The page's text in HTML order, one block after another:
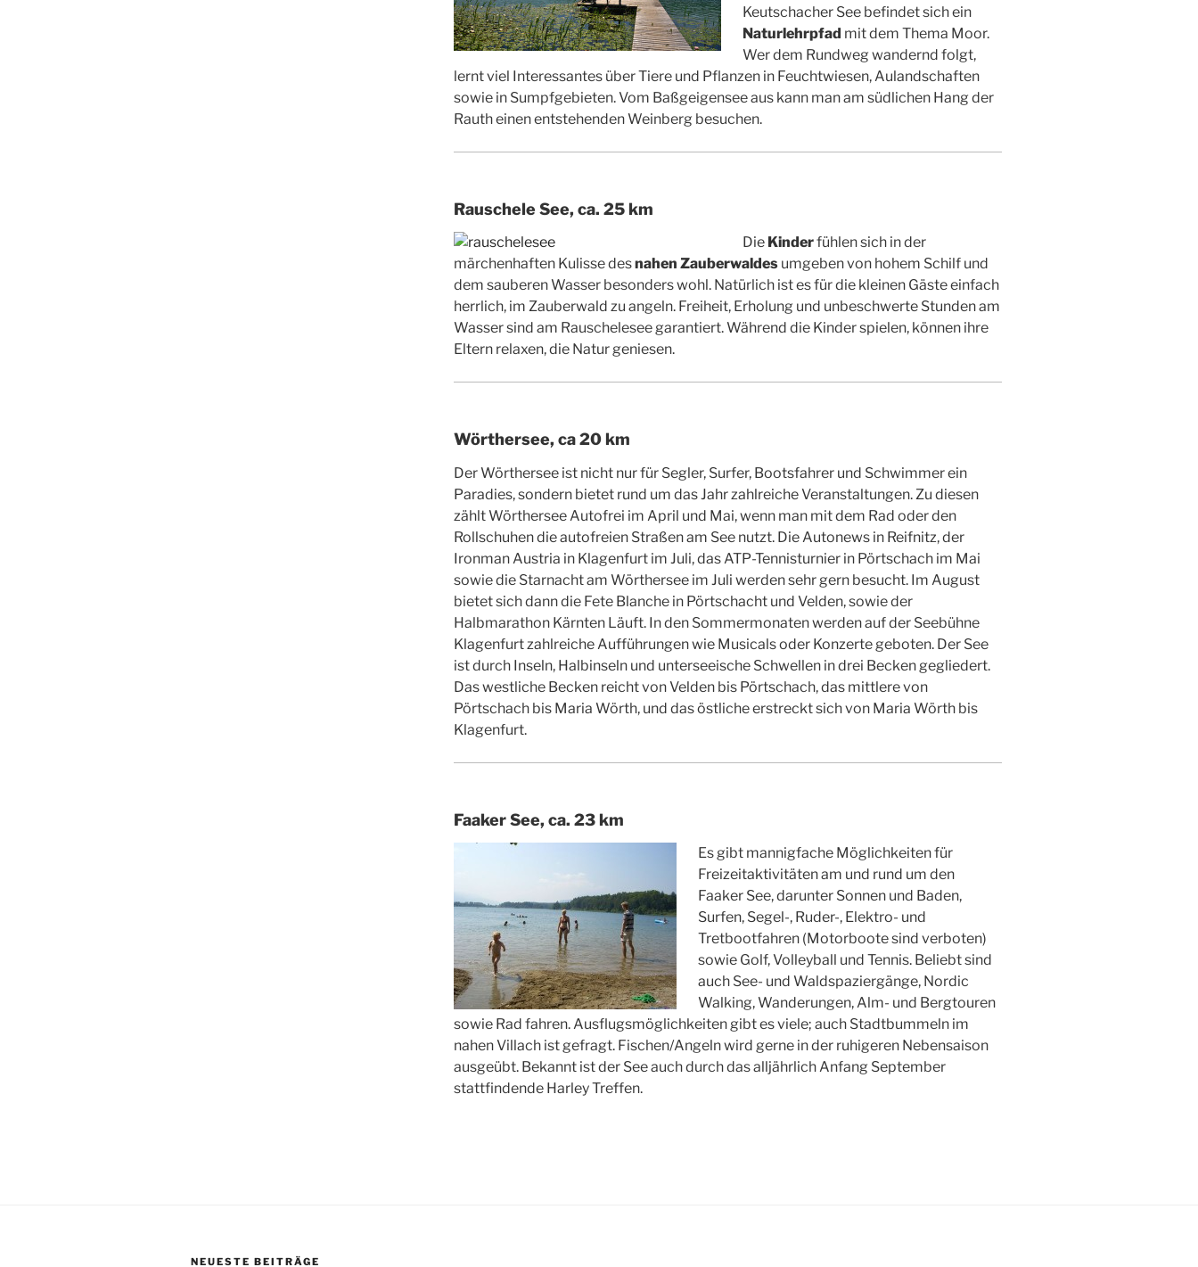
Keutschacher See befindet sich ein
Naturlehrpfad mit dem Thema Moor.
Wer dem Rundweg wandernd folgt,
lernt viel Interessantes über Tiere und Pflanzen in Feuchtwiesen, Aulandschaften
sowie in Sumpfgebieten. Vom Baßgeigensee aus kann man am südlichen Hang der
Rauth einen entstehenden Weinberg besuchen.
Rauschele See, ca. 25 km
Die Kinderfühlen sich in der
märchenhaften Kulisse desnahen Zauberwaldes umgeben von hohem Schilf und
dem sauberen Wasser besonders wohl. Natürlich ist es für die kleinen Gäste einfach
herrlich, im Zauberwald zu angeln. Freiheit, Erholung und unbeschwerte Stunden am
Wasser sind am Rauschelesee garantiert. Während die Kinder spielen, können ihre
Eltern relaxen, die Natur geniesen.
Wörthersee, ca 20 km
Der Wörthersee ist nicht nur für Segler, Surfer, Bootsfahrer und Schwimmer ein
Paradies, sondern bietet rund um das Jahr zahlreiche Veranstaltungen. Zu diesen
zählt Wörthersee Autofrei im April und Mai, wenn man mit dem Rad oder den
Rollschuhen die autofreien Straßen am See nutzt. Die Autonews in Reifnitz, der
Ironman Austria in Klagenfurt im Juli, das ATP-Tennisturnier in Pörtschach im Mai
sowie die Starnacht am Wörthersee im Juli werden sehr gern besucht. Im August
bietet sich dann die Fete Blanche in Pörtschacht und Velden, sowie der
Halbmarathon Kärnten Läuft. In den Sommermonaten werden auf der Seebühne
Klagenfurt zahlreiche Aufführungen wie Musicals oder Konzerte geboten. Der See
ist durch Inseln, Halbinseln und unterseeische Schwellen in drei Becken gegliedert.
Das westliche Becken reicht von Velden bis Pörtschach, das mittlere von
Pörtschach bis Maria Wörth, und das östliche erstreckt sich von Maria Wörth bis
Klagenfurt.
Faaker See, ca. 23 km
Es gibt mannigfache Möglichkeiten für
Freizeitaktivitäten am und rund um den
Faaker See, darunter Sonnen und Baden,
Surfen, Segel-, Ruder-, Elektro- und
Tretbootfahren (Motorboote sind verboten)
sowie Golf, Volleyball und Tennis. Beliebt sind
auch See- und Waldspaziergänge, Nordic
Walking, Wanderungen, Alm- und Bergtouren
sowie Rad fahren. Ausflugsmöglichkeiten gibt es viele; auch Stadtbummeln im
nahen Villach ist gefragt. Fischen/Angeln wird gerne in der ruhigeren Nebensaison
ausgeübt. Bekannt ist der See auch durch das alljährlich Anfang September
stattfindende Harley Treffen.
NEUESTE BEITRÄGE